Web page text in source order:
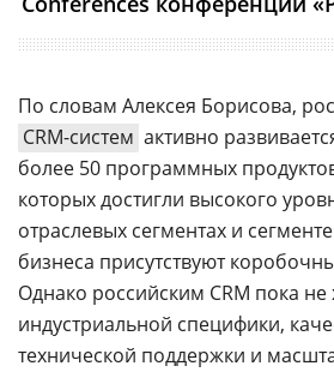
По словам Алексея Борисова,
CRM-систем активно
более 50 программных
которых достигли высокого
отраслевых сегментах и
бизнеса присутствуют
Однако российским CRM пока не
индустриальной специфики,
технической поддержки и